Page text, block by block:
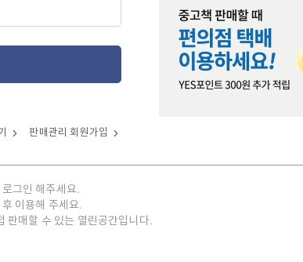
판매관리 회원가입
그인 해주세요.
이용해 주세요.
판매할 수 있는 열린공간입니다.